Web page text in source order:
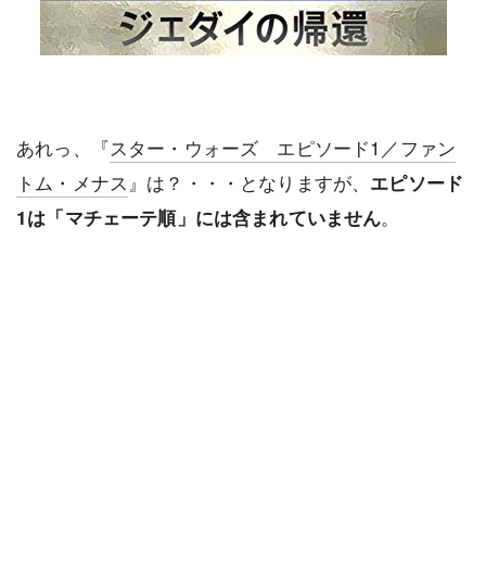
あれっ、『 スター・ウォーズ エピソード1／ファン
トム・メナス 』は？・・・となりますが、 エピソード
1は「マチェーテ順」には含まれていません。